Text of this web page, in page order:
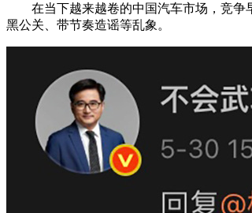
在当下越来越卷的中国汽车市场，竞争早
黑公关、带节奏造谣等乱象。